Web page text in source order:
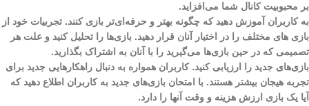
بر محبوبیت کانال شما می‌افزاید.
به کاربران آموزش دهید که چگونه بهتر و حرفه‌ای‌تر بازی کنند. تجربیات خود از
بازی های مختلف را در اختیار آنان قرار دهید. بازی‌ها را تحلیل کنید و علت هر
تصمیمی که در حین بازی‌ها می‌گیرید را با آنان به اشتراک بگذارید.
بازی‌های جدید را ارزیابی کنید. کاربران همواره به دنبال راهکارهایی جدید برای
تجربه هیجان بیشتر هستند. با امتحان بازی‌های جدید به کاربران اطلاع دهید که
آیا یک بازی ارزش هزینه و وقت آنها را دارد.